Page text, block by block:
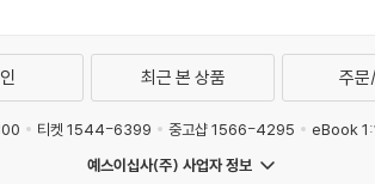
최근 본 상품 주
티켓 1544-6399 중고샵 1566-4295
eBook
예스이십사(주) 사업자 정보